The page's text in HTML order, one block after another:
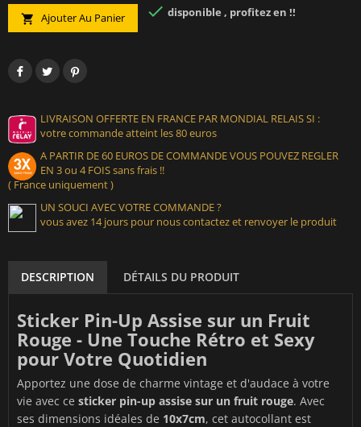
 Ajouter Au Panier  disponible , profitez en !!
LIVRAISON OFFERTE EN FRANCE PAR MONDIAL RELAIS SI :
votre commande atteint les 80 euros
A PARTIR DE 60 EUROS DE COMMANDE VOUS POUVEZ REGLER
EN 3 ou 4 FOIS sans frais !!
( France uniquement )
UN SOUCI AVEC VOTRE COMMANDE ?
vous avez 14 jours pour nous contactez et renvoyer le produit
DESCRIPTION DÉTAILS DU PRODUIT
Sticker Pin-Up Assise sur un Fruit
Rouge - Une Touche Rétro et Sexy
pour Votre Quotidien
Apportez une dose de charme vintage et d'audace à votre
vie avec ce sticker pin-up assise sur un fruit rouge. Avec
ses dimensions idéales de 10x7cm, cet autocollant est